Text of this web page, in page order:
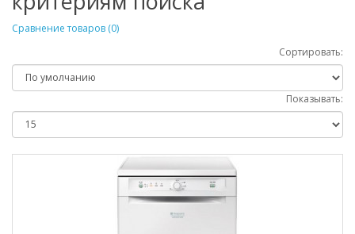
Сравнение товаров (0)
Сортировать:
Показывать: